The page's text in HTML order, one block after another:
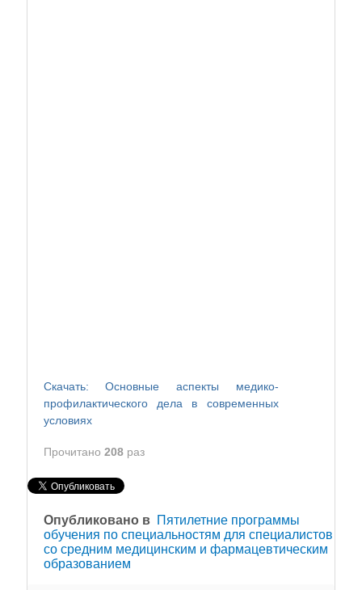
Скачать: Основные аспекты медико-
профилактического дела в современных
условиях
Прочитано 208раз
Опубликовано в
Пятилетние программы
обучения по специальностям для специалистов
со средним медицинским и фармацевтическим
образованием